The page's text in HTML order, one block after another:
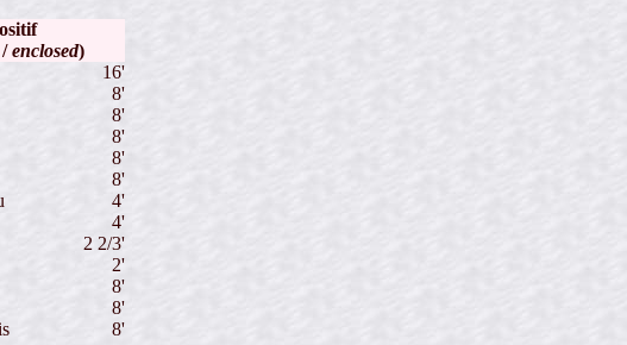
/enclosed)
16'
8'
8'
8'
8'
8'
4'
4'
2 2/3'
2'
8'
8'
8'